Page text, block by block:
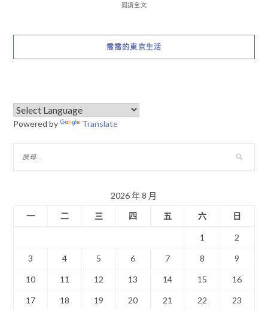
閱讀全文
喬喬的東京生活
Powered by Translate
2026 年 8 月
一
二 三 四 五 六 日
1 2
3 4 5 6 7 8 9
10 11 12 13 14 15 16
17 18 19 20 21 22 23